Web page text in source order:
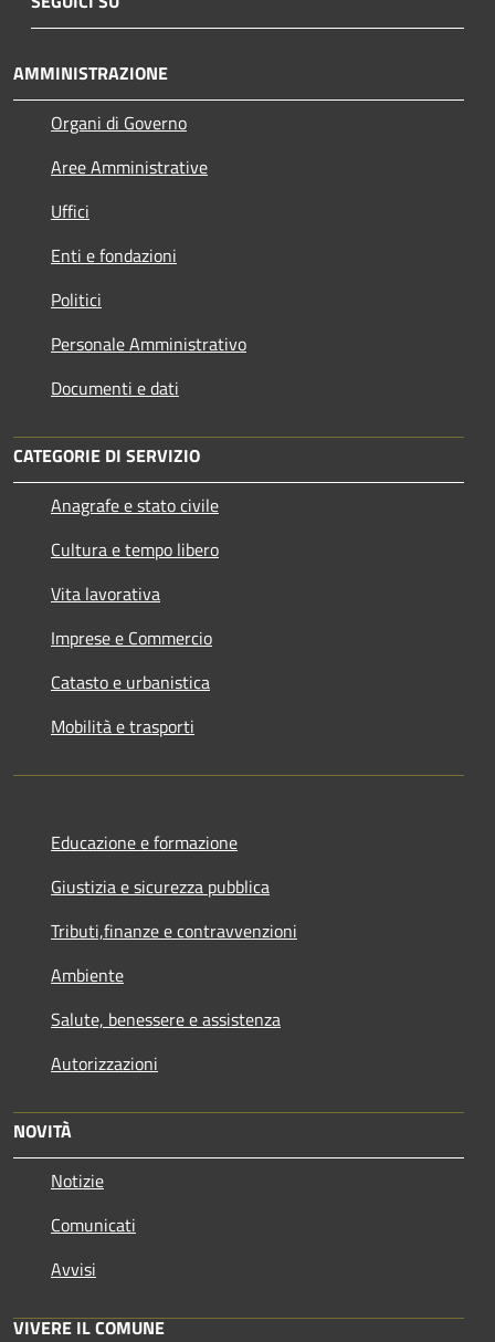
AMMINISTRAZIONE
Organi di Governo
Aree Amministrative
Uffici
Enti e fondazioni
Politici
Personale Amministrativo
Documenti e dati
CATEGORIE DI SERVIZIO
Anagrafe e stato civile
Cultura e tempo libero
Vita lavorativa
Imprese e Commercio
Catasto e urbanistica
Mobilità e trasporti
Educazione e formazione
Giustizia e sicurezza pubblica
Tributi,finanze e contravvenzioni
Ambiente
Salute, benessere e assistenza
Autorizzazioni
NOVITÀ
Notizie
Comunicati
Avvisi
VIVERE IL COMUNE